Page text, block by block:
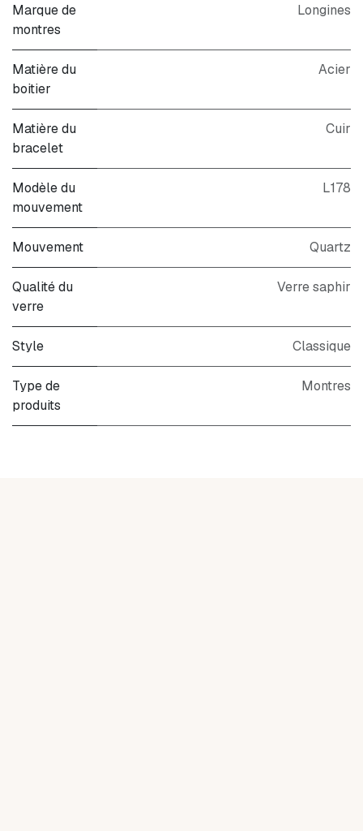
Marque de
montres
Longines
Matière du
boitier
Acier
Matière du
bracelet
Cuir
Modèle du
mouvement
L178
Mouvement Quartz
Qualité du
verre
Verre saphir
Style Classique
Type de
produits
Montres